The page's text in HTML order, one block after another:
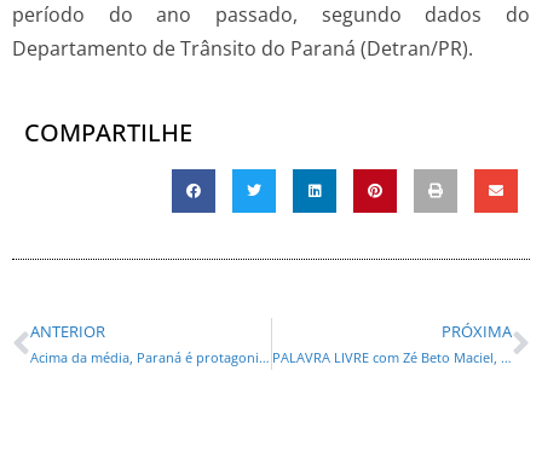
período do ano passado, segundo dados do
Departamento de Trânsito do Paraná (Detran/PR).
COMPARTILHE
ANTERIOR
Acima da média, Paraná é protagonista de ranking nacional que mede bem-estar da população
PRÓXIMA
PALAVRA LIVRE com Zé Beto Maciel, Luiz Filho, Maria Tereza Vasquez e Gustavo de Aquino*